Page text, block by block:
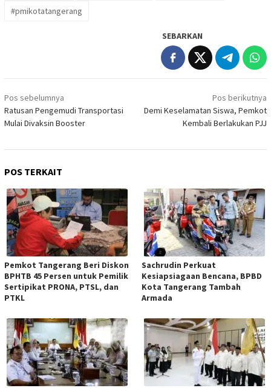
#pmikotatangerang
SEBARKAN
Navigasi
pos
Pos sebelumnya
Ratusan Pengemudi Transportasi
Mulai Divaksin Booster
Pos berikutnya
Demi Keselamatan Siswa, Pemkot
Kembali Berlakukan PJJ
POS TERKAIT
Pemkot Tangerang Beri Diskon
BPHTB 45 Persen untuk Pemilik
Sertipikat PRONA, PTSL, dan
PTKL
Sachrudin Perkuat
Kesiapsiagaan Bencana, BPBD
Kota Tangerang Tambah
Armada